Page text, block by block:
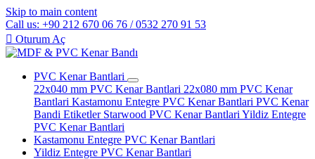
Skip to main content
Call us: +90 212 670 06 76 / 0532 270 91 53
 Oturum Aç
PVC Kenar Bantlari
22x040 mm PVC Kenar Bantlari 22x080 mm PVC Kenar
Bantlari Kastamonu Entegre PVC Kenar Bantlari PVC Kenar
Bandi Etiketler Starwood PVC Kenar Bantlari Yildiz Entegre
PVC Kenar Bantlari
Kastamonu Entegre PVC Kenar Bantlari
Yildiz Entegre PVC Kenar Bantlari